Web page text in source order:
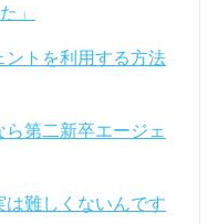
」
トを利用する方法
第二新卒エージェ
難しくないんです